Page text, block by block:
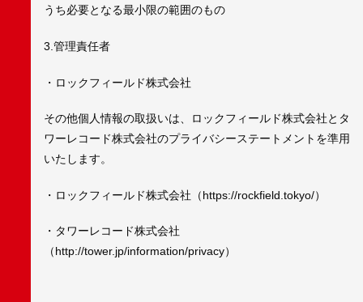
うち必要となる最小限の範囲のもの
3.管理責任者
・ロックフィールド株式会社
その他個人情報の取扱いは、ロックフィールド株式会社とタ
ワーレコード株式会社のプライバシーステートメントを準用
いたします。
・ロックフィールド株式会社（https://rockfield.tokyo/）
・タワーレコード株式会社
（http://tower.jp/information/privacy）